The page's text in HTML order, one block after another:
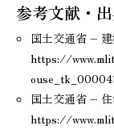
参考文献・
国土交通省 –
https://
国土交通省 –
https://